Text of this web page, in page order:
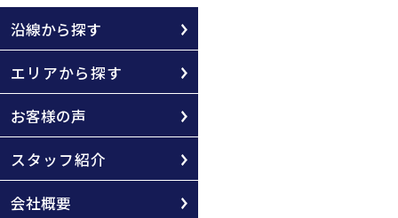
沿線から探す
エリアから探す
お客様の声
スタッフ紹介
会社概要